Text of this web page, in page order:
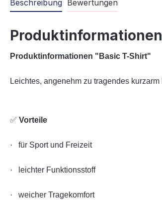
Beschreibung Bewertungen
Produktinformationen "Basic T-Shirt"
Leichtes, angenehm zu tragendes
✅ Vorteile
· für Sport und Freizeit
· leichter Funktionsstoff
· weicher Tragekomfort